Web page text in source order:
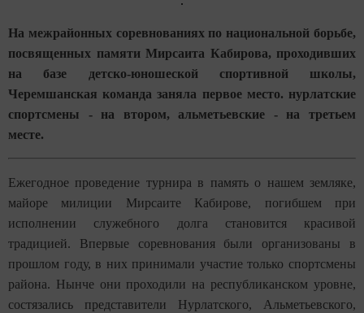
На межрайонных соревнованиях по национальной борьбе,
посвященных памяти Мирсаита Кабирова, проходивших
на базе детско-юношеской спортивной школы,
Черемшанская команда заняла первое место. нурлатские
спортсмены - на втором, альметьевские - на третьем
месте.
Ежегодное проведение турнира в память о нашем земляке,
майоре милиции Мирсаите Кабирове, погибшем при
исполнении служебного долга становится красивой
традицией. Впервые соревнования были организованы в
прошлом году, в них принимали участие только спортсмены
района. Нынче они проходили на республиканском уровне,
состязались представители Нурлатского, Альметьевского,